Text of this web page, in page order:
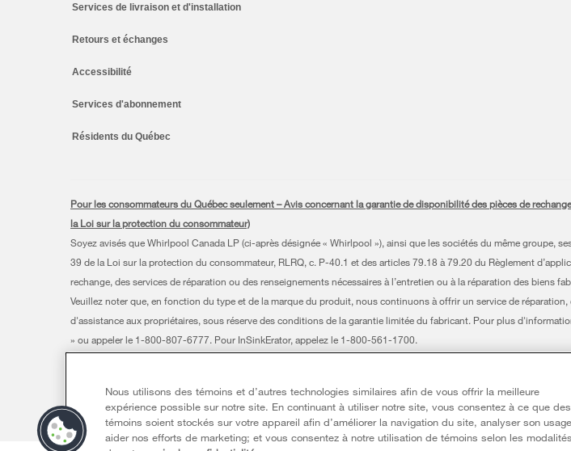
Services de livraison et d'installation
Retours et échanges
Accessibilité
Services d'abonnement
Résidents du Québec
Pour les consommateurs du Québec seulement – Avis concernant la garantie de disponibilité des pièces de
la Loi sur la protection du consommateur)
Soyez avisés que Whirlpool Canada LP (ci-après désignée « Whirlpool »), ainsi que les sociétés du même groupe,
39 de la Loi sur la protection du consommateur, RLRQ, c. P-40.1 et des articles 79.18 à 79.20 du Règlement
rechange, des services de réparation ou des renseignements nécessaires à l’entretien ou à la réparation des biens
Veuillez noter que, en fonction du type et de la marque du produit, nous continuons à offrir un service de
d'assistance aux propriétaires, sous réserve des conditions de la garantie limitée du fabricant. Pour plus
» ou appeler le 1-800-807-6777. Pour InSinkErator, appelez le 1-800-561-1700.
Ce marchand en ligne est situé au 200-6750, avenue Century, Mississauga (Ontario) L5N 0B7
Modalités
Avis de confidentialité Plan du site Communiquez avec nous
Nous utilisons des témoins et d’autres technologies similaires afin de vous offrir la meilleure
expérience possible sur notre site. En continuant à utiliser notre site, vous consentez à ce que des
témoins soient stockés sur votre appareil afin d’améliorer la navigation du site, analyser son
aider nos efforts de marketing; et vous consentez à notre utilisation de témoins selon les modalités